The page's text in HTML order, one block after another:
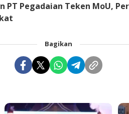
PT Pegadaian Teken MoU,
Bagikan